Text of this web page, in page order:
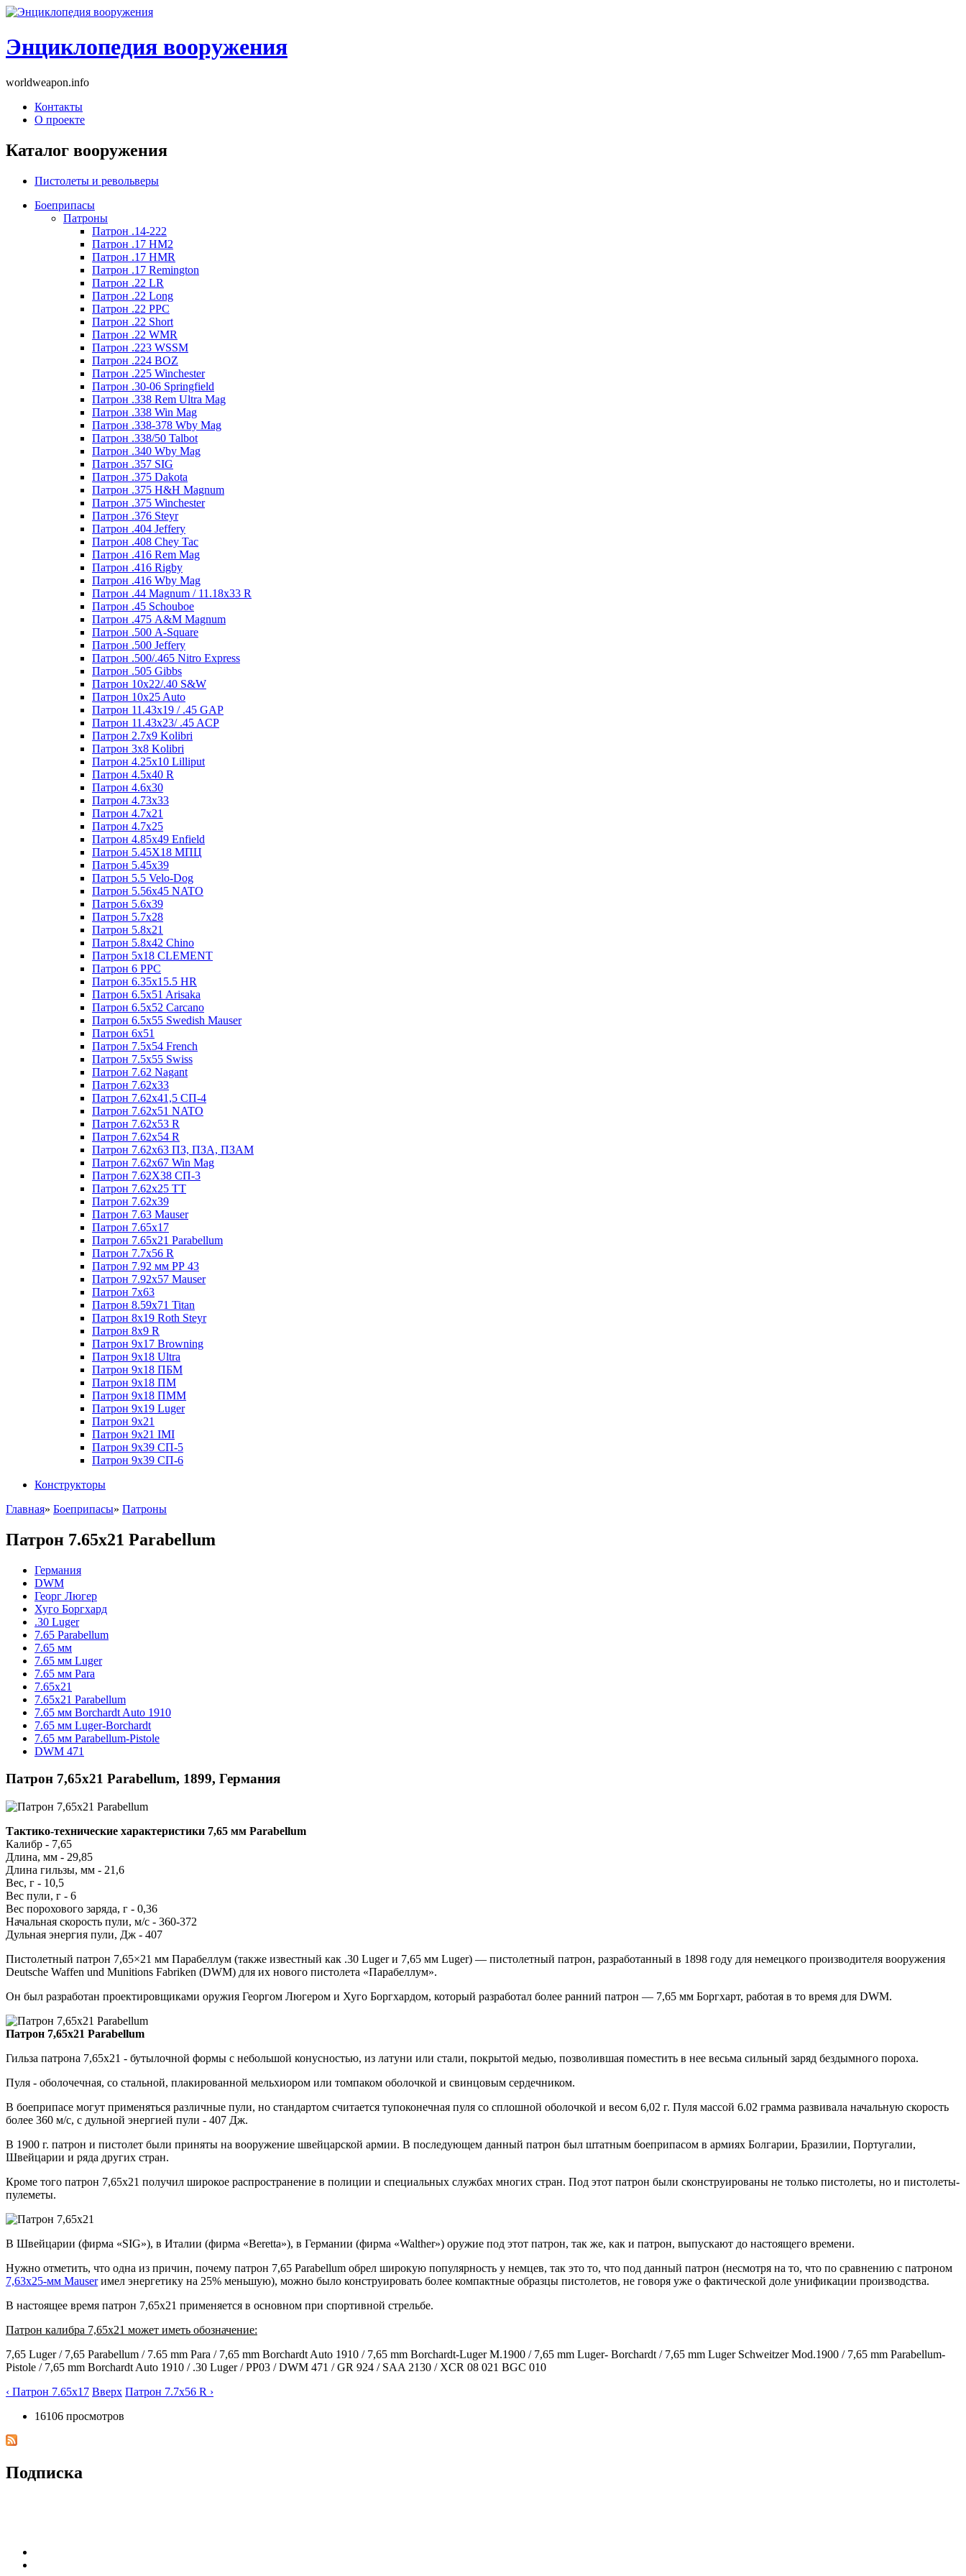
Энциклопедия вооружения
worldweapon.info
Контакты
О проекте
Каталог вооружения
Пистолеты и револьверы
Боеприпасы
Патроны
Патрон .14-222
Патрон .17 HM2
Патрон .17 HMR
Патрон .17 Remington
Патрон .22 LR
Патрон .22 Long
Патрон .22 PPC
Патрон .22 Short
Патрон .22 WMR
Патрон .223 WSSM
Патрон .224 BOZ
Патрон .225 Winchester
Патрон .30-06 Springfield
Патрон .338 Rem Ultra Mag
Патрон .338 Win Mag
Патрон .338-378 Wby Mag
Патрон .338/50 Talbot
Патрон .340 Wby Mag
Патрон .357 SIG
Патрон .375 Dakota
Патрон .375 H&H Magnum
Патрон .375 Winchester
Патрон .376 Steyr
Патрон .404 Jeffery
Патрон .408 Chey Tac
Патрон .416 Rem Mag
Патрон .416 Rigby
Патрон .416 Wby Mag
Патрон .44 Magnum / 11.18x33 R
Патрон .45 Schouboe
Патрон .475 A&M Magnum
Патрон .500 A-Square
Патрон .500 Jeffery
Патрон .500/.465 Nitro Express
Патрон .505 Gibbs
Патрон 10x22/.40 S&W
Патрон 10x25 Auto
Патрон 11.43x19 / .45 GAP
Патрон 11.43x23/ .45 ACP
Патрон 2.7x9 Kolibri
Патрон 3x8 Kolibri
Патрон 4.25x10 Lilliput
Патрон 4.5x40 R
Патрон 4.6x30
Патрон 4.73x33
Патрон 4.7x21
Патрон 4.7x25
Патрон 4.85x49 Enfield
Патрон 5.45X18 МПЦ
Патрон 5.45х39
Патрон 5.5 Velo-Dog
Патрон 5.56х45 NATO
Патрон 5.6х39
Патрон 5.7x28
Патрон 5.8x21
Патрон 5.8x42 Chino
Патрон 5x18 CLEMENT
Патрон 6 PPC
Патрон 6.35x15.5 HR
Патрон 6.5x51 Arisaka
Патрон 6.5x52 Cаrсаnо
Патрон 6.5x55 Swedish Mauser
Патрон 6x51
Патрон 7.5x54 French
Патрон 7.5x55 Swiss
Патрон 7.62 Nagant
Патрон 7.62x33
Патрон 7.62x41,5 СП-4
Патрон 7.62x51 NATO
Патрон 7.62x53 R
Патрон 7.62x54 R
Патрон 7.62x63 ПЗ, ПЗА, ПЗАМ
Патрон 7.62x67 Win Mag
Патрон 7.62Х38 СП-3
Патрон 7.62х25 TT
Патрон 7.62х39
Патрон 7.63 Mauser
Патрон 7.65x17
Патрон 7.65x21 Parabellum
Патрон 7.7x56 R
Патрон 7.92 мм РР 43
Патрон 7.92x57 Mauser
Патрон 7x63
Патрон 8.59x71 Titan
Патрон 8x19 Roth Steyr
Патрон 8x9 R
Патрон 9x17 Browning
Патрон 9x18 Ultra
Патрон 9x18 ПБМ
Патрон 9x18 ПМ
Патрон 9x18 ПММ
Патрон 9x19 Luger
Патрон 9x21
Патрон 9x21 IMI
Патрон 9x39 СП-5
Патрон 9x39 СП-6
Конструкторы
Главная» Боеприпасы» Патроны
Патрон 7.65x21 Parabellum
Германия
DWM
Георг Люгер
Хуго Боргхард
.30 Luger
7.65 Parabellum
7.65 мм
7.65 мм Luger
7.65 мм Para
7.65x21
7.65x21 Parabellum
7.65 мм Borchardt Auto 1910
7.65 мм Luger-Borchardt
7.65 мм Parabellum-Pistole
DWM 471
Патрон 7,65x21 Parabellum, 1899, Германия
Тактико-технические характеристики 7,65 мм Parabellum
Калибр - 7,65
Длина, мм - 29,85
Длина гильзы, мм - 21,6
Вес, г - 10,5
Вес пули, г - 6
Вес порохового заряда, г - 0,36
Начальная скорость пули, м/с - 360-372
Дульная энергия пули, Дж - 407
Пистолетный патрон 7,65×21 мм Парабеллум (также известный как .30 Luger и 7,65 мм Luger) — пистолетный патрон, разработанный в 1898 году для немецкого производителя вооружения
Deutsche Waffen und Munitions Fabriken (DWM) для их нового пистолета «Парабеллум».
Он был разработан проектировщиками оружия Георгом Люгером и Хуго Боргхардом, который разработал более ранний патрон — 7,65 мм Боргхарт, работая в то время для DWM.
Патрон 7,65x21 Parabellum
Гильза патрона 7,65x21 - бутылочной формы с небольшой конусностью, из латуни или стали, покрытой медью, позволившая поместить в нее весьма сильный заряд бездымного пороха.
Пуля - оболочечная, со стальной, плакированной мельхиором или томпаком оболочкой и свинцовым сердечником.
В боеприпасе могут применяться различные пули, но стандартом считается тупоконечная пуля со сплошной оболочкой и весом 6,02 г. Пуля массой 6.02 грамма развивала начальную скорость
более 360 м/c, с дульной энергией пули - 407 Дж.
В 1900 г. патрон и пистолет были приняты на вооружение швейцарской армии. В последующем данный патрон был штатным боеприпасом в армиях Болгарии, Бразилии, Португалии,
Швейцарии и ряда других стран.
Кроме того патрон 7,65x21 получил широкое распространение в полиции и специальных службах многих стран. Под этот патрон были сконструированы не только пистолеты, но и пистолеты-
пулеметы.
В Швейцарии (фирма «SIG»), в Италии (фирма «Beretta»), в Германии (фирма «Walther») оружие под этот патрон, так же, как и патрон, выпускают до настоящего времени.
Нужно отметить, что одна из причин, почему патрон 7,65 Parabellum обрел широкую популярность у немцев, так это то, что под данный патрон (несмотря на то, что по сравнению с патроном
7,63х25-мм Mauserимел энергетику на 25% меньшую), можно было конструировать более компактные образцы пистолетов, не говоря уже о фактической доле унификации производства.
В настоящее время патрон 7,65x21 применяется в основном при спортивной стрельбе.
Патрон калибра 7,65x21 может иметь обозначение:
7,65 Luger / 7,65 Parabellum / 7.65 mm Para / 7,65 mm Borchardt Auto 1910 / 7,65 mm Borchardt-Luger M.1900 / 7,65 mm Luger- Borchardt / 7,65 mm Luger Schweitzer Mod.1900 / 7,65 mm Parabellum-
Pistole / 7,65 mm Borchardt Auto 1910 / .30 Luger / PP03 / DWM 471 / GR 924 / SAA 2130 / XCR 08 021 BGC 010
‹ Патрон 7.65x17 Вверх Патрон 7.7x56 R ›
16106 просмотров
Подписка